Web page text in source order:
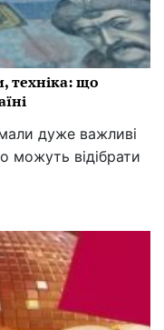
техніка: що
дуже важливі
можуть відібрати